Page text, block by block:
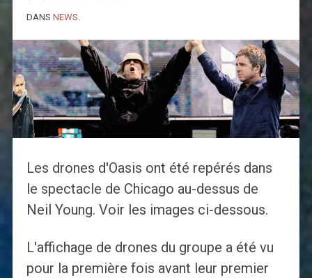
DANS NEWS
Les drones d'Oasis ont été repérés dans
le spectacle de Chicago au-dessus de
Neil Young. Voir les images ci-dessous.
L'affichage de drones du groupe a été vu
pour la première fois avant leur premier